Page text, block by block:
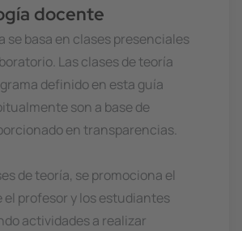
docente
se basa en clases presenciales
Las clases de teoría
definido en esta guía
son a base de
en transparencias.
de teoría, se promociona el
el profesor y los estudiantes
actividades a realizar